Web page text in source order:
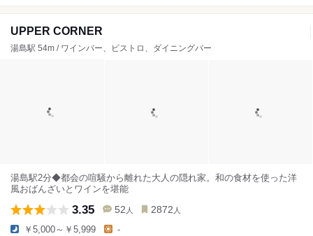
UPPER CORNER
湯島駅 54m / ワインバー、ビストロ、ダイニングバー
湯島駅2分◆都会の喧騒から離れた大人の隠れ家。和の食材を使った洋
風おばんざいとワインを堪能
3.35 52 人 2872 人
￥5,000～￥5,999 -